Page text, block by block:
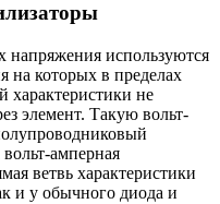
напряжения используются
на которых в пределах
характеристики не
элемент. Такую вольт-
амперная
ветвь характеристики
и у обычного диода и